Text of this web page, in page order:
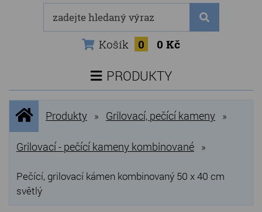
Košík 0 0 Kč
PRODUKTY
NOVINKY
NEJPRODÁVANĚJŠÍ
VÝPRODEJ
Produkty
Grilovací, pečící kameny
Úvodní
stránka
Produkty » Grilovací, pečící kameny »
Grilovací - pečící kameny kombinované »
Pečící, grilovací kámen kombinovaný 50 x 40 cm
světlý